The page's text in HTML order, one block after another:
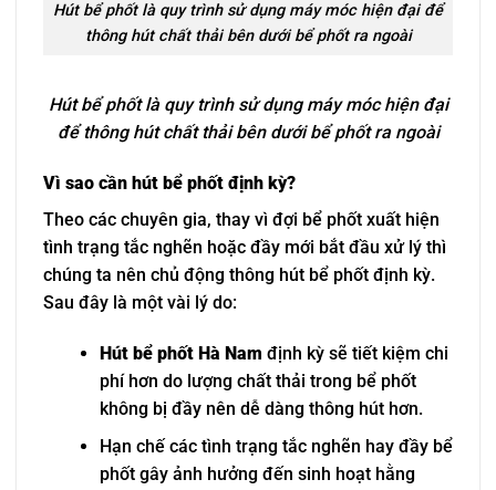
Hút bể phốt là quy trình sử dụng máy móc hiện đại để
thông hút chất thải bên dưới bể phốt ra ngoài
Hút bể phốt là quy trình sử dụng máy móc hiện đại
để thông hút chất thải bên dưới bể phốt ra ngoài
Vì sao cần hút bể phốt định kỳ?
Theo các chuyên gia, thay vì đợi bể phốt xuất hiện
tình trạng tắc nghẽn hoặc đầy mới bắt đầu xử lý thì
chúng ta nên chủ động thông hút bể phốt định kỳ.
Sau đây là một vài lý do:
Hút bể phốt Hà Nam định kỳ sẽ tiết kiệm chi
phí hơn do lượng chất thải trong bể phốt
không bị đầy nên dễ dàng thông hút hơn.
Hạn chế các tình trạng tắc nghẽn hay đầy bể
phốt gây ảnh hưởng đến sinh hoạt hằng